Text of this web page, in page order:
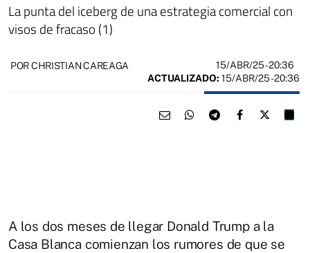
La punta del iceberg de una estrategia comercial con
visos de fracaso (1)
POR CHRISTIAN CAREAGA 15/ABR/25- 20:36
ACTUALIZADO: 15/ABR/25 - 20:36
A los dos meses de llegar Donald Trump a la
Casa Blanca comienzan los rumores de que se